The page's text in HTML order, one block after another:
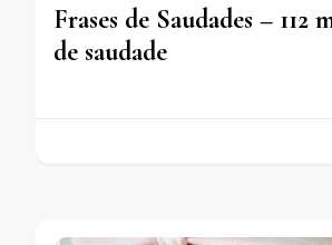
Frases de Saudades – 112
de saudade